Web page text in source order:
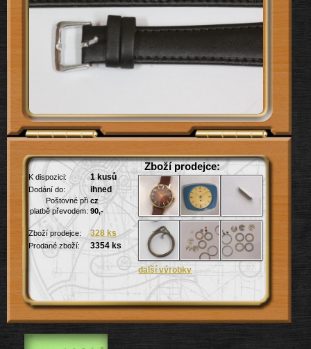
K dispozici: 1 kusů
ihned
Poštovné při cz
platbě převodem:
90,-
Zboží prodejce: 328 ks
Zboží prodejce: